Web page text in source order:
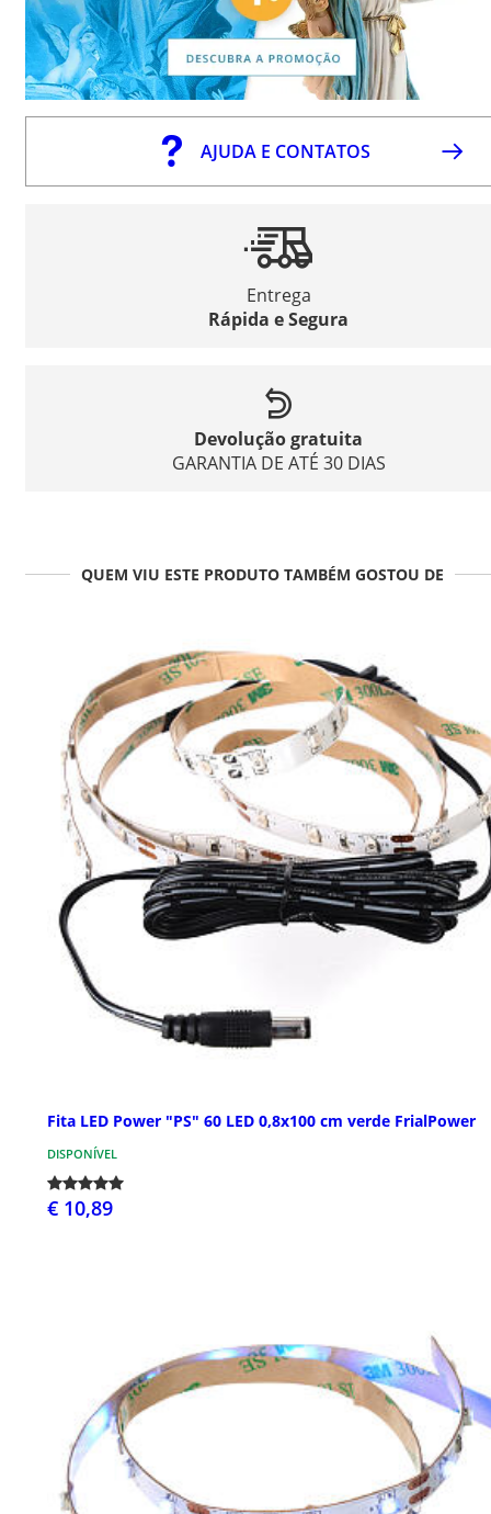
AJUDA E CONTATOS
Entrega
Rápida e Segura
Devolução gratuita
GARANTIA DE ATÉ 30 DIAS
QUEM VIU ESTE PRODUTO TAMBÉM GOSTOU DE
Fita LED Power "PS" 60 LED 0,8x100 cm verde FrialPower
DISPONÍVEL
€ 10,89